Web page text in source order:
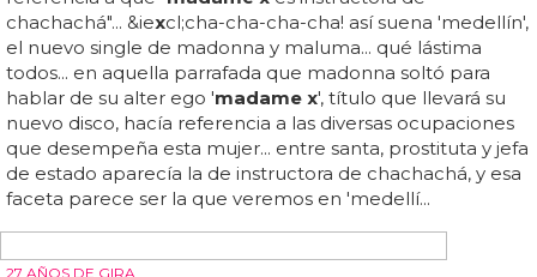
Bella Ramsey, la primera persona no binaria con